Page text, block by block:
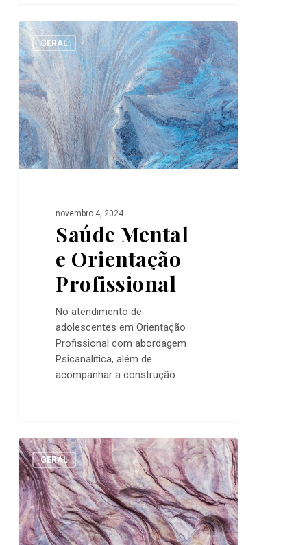
Saúde
Mental
e
Orientação
Profissional
GERAL
novembro 4, 2024
Saúde Mental
e Orientação
Profissional
No atendimento de
adolescentes em Orientação
Profissional com abordagem
Psicanalítica, além de
acompanhar a construção…
0
Felizes
para
sempre?
GERAL
0